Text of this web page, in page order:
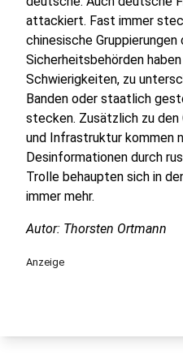
attackiert. Fast immer
chinesische Gruppierungen
Sicherheitsbehörden
Schwierigkeiten, zu
Banden oder staatlich
stecken. Zusätzlich zu
und Infrastruktur kommen
Desinformationen durch
Trolle behaupten sich in
immer mehr.
Autor: Thorsten Ortmann
Anzeige